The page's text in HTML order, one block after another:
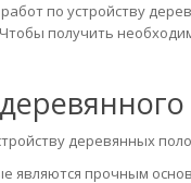
по устройству
получить
деревянных
являются прочным